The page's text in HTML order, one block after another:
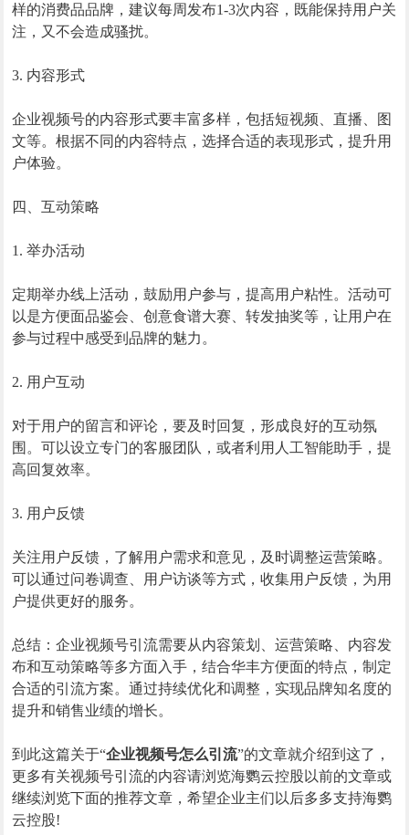
样的消费品品牌，建议每周发布1-3次内容，既能保持用户关
注，又不会造成骚扰。
3. 内容形式
企业视频号的内容形式要丰富多样，包括短视频、直播、图
文等。根据不同的内容特点，选择合适的表现形式，提升用
户体验。
四、互动策略
1. 举办活动
定期举办线上活动，鼓励用户参与，提高用户粘性。活动可
以是方便面品鉴会、创意食谱大赛、转发抽奖等，让用户在
参与过程中感受到品牌的魅力。
2. 用户互动
对于用户的留言和评论，要及时回复，形成良好的互动氛
围。可以设立专门的客服团队，或者利用人工智能助手，提
高回复效率。
3. 用户反馈
关注用户反馈，了解用户需求和意见，及时调整运营策略。
可以通过问卷调查、用户访谈等方式，收集用户反馈，为用
户提供更好的服务。
总结：企业视频号引流需要从内容策划、运营策略、内容发
布和互动策略等多方面入手，结合华丰方便面的特点，制定
合适的引流方案。通过持续优化和调整，实现品牌知名度的
提升和销售业绩的增长。
到此这篇关于“企业视频号怎么引流”的文章就介绍到这了，
更多有关视频号引流的内容请浏览海鹦云控股以前的文章或
继续浏览下面的推荐文章，希望企业主们以后多多支持海鹦
云控股!